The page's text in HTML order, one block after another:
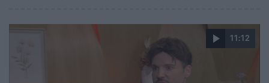
11:12